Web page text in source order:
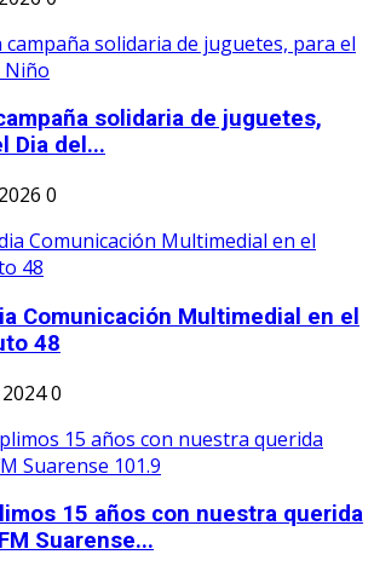
solidaria de juguetes,
Dia del...
0
Comunicación Multimedial en el
48
0
15 años con nuestra querida
Suarense...